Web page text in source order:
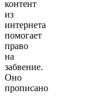
контент
из
интернета
помогает
право
на
забвение.
Оно
прописано